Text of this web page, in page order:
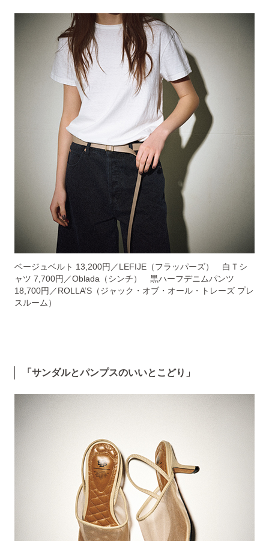
ベージュベルト 13,200円／LEFIJE（フラッパーズ） 白Ｔシ
ャツ 7,700円／Oblada（シンチ） 黒ハーフデニムパンツ
18,700円／ROLLA’S（ジャック・オブ・オール・トレーズ プレ
スルーム）
「サンダルとパンプスのいいとこどり」